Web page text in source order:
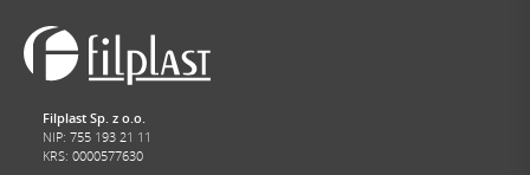
Filplast Sp. z o.o.
NIP: 755 193 21 11
KRS: 0000577630